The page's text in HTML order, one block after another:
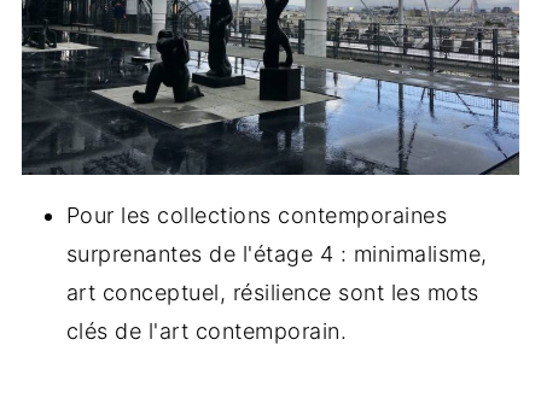
Pour les collections contemporaines
surprenantes de l'étage 4 : minimalisme,
art conceptuel, résilience sont les mots
clés de l'art contemporain.